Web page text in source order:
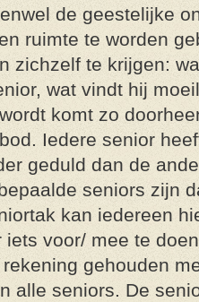
de geestelijke
ruimte te worden
zichzelf te krijgen:
wat vindt hij
komt zo
Iedere senior
geduld dan de
seniors zijn
kan iedereen
voor/ mee te
gehouden
alle seniors. De